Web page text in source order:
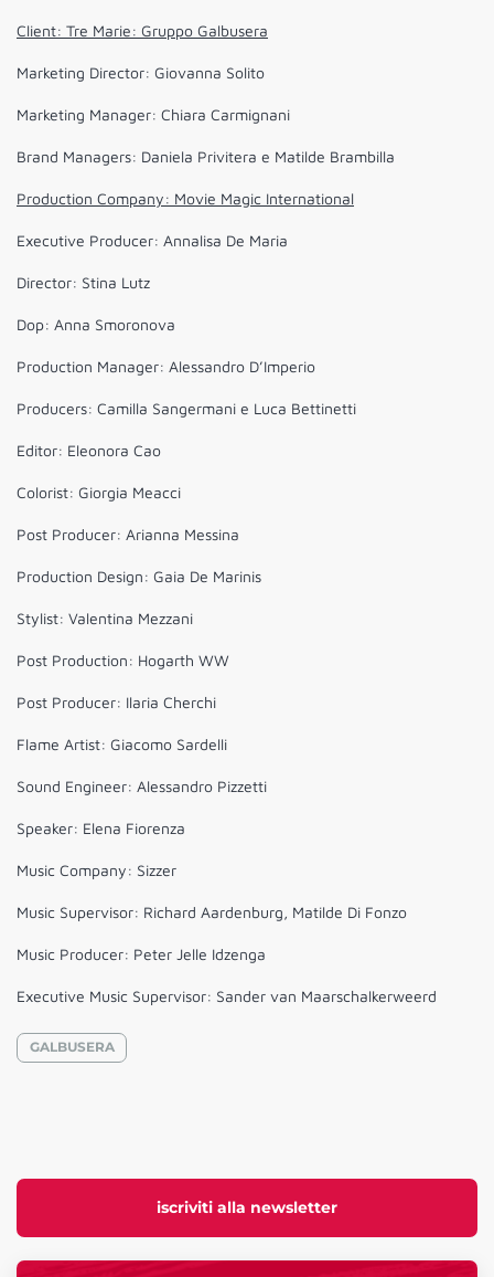
iscriviti alla newsletter
Client: Tre Marie: Gruppo Galbusera
Marketing Director: Giovanna Solito
Marketing Manager: Chiara Carmignani
Brand Managers: Daniela Privitera e Matilde Brambilla
Production Company: Movie Magic International
Executive Producer: Annalisa De Maria
Director: Stina Lutz
Dop: Anna Smoronova
Production Manager: Alessandro D’Imperio
Producers: Camilla Sangermani e Luca Bettinetti
Editor: Eleonora Cao
Colorist: Giorgia Meacci
Post Producer: Arianna Messina
Production Design: Gaia De Marinis
Stylist: Valentina Mezzani
Post Production: Hogarth WW
Post Producer: Ilaria Cherchi
Flame Artist: Giacomo Sardelli
Sound Engineer: Alessandro Pizzetti
Speaker: Elena Fiorenza
Music Company: Sizzer
Music Supervisor: Richard Aardenburg, Matilde Di Fonzo
Music Producer: Peter Jelle Idzenga
Executive Music Supervisor: Sander van Maarschalkerweerd
GALBUSERA